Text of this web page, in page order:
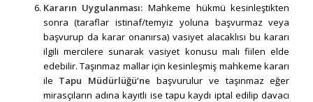
Kararın Uygulanması: Mahkeme hükmü kesinleştikten
sonra (taraflar istinaf/temyiz yoluna başvurmaz veya
başvurup da karar onanırsa) vasiyet alacaklısı bu kararı
ilgili mercilere sunarak vasiyet konusu malı fiilen elde
edebilir. Taşınmaz mallar için kesinleşmiş mahkeme kararı
ile Tapu Müdürlüğü’ne başvurulur ve taşınmaz eğer
mirasçıların adına kayıtlı ise tapu kaydı iptal edilip davacı